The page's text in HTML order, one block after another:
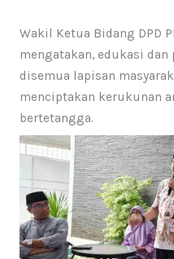
Wakil Ketua Bidang DPD
mengatakan, edukasi dan
disemua lapisan
menciptakan kerukunan
bertetangga.